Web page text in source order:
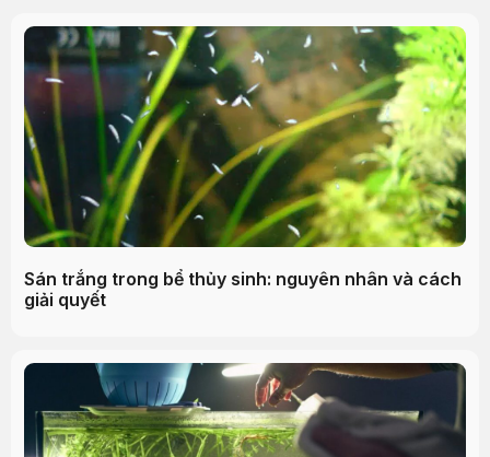
Sán trắng trong bể thủy sinh: nguyên nhân và cách
giải quyết